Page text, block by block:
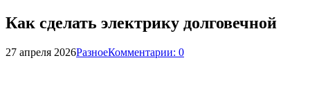
Как сделать электрику долговечной
27 апреля 2026РазноеКомментарии: 0